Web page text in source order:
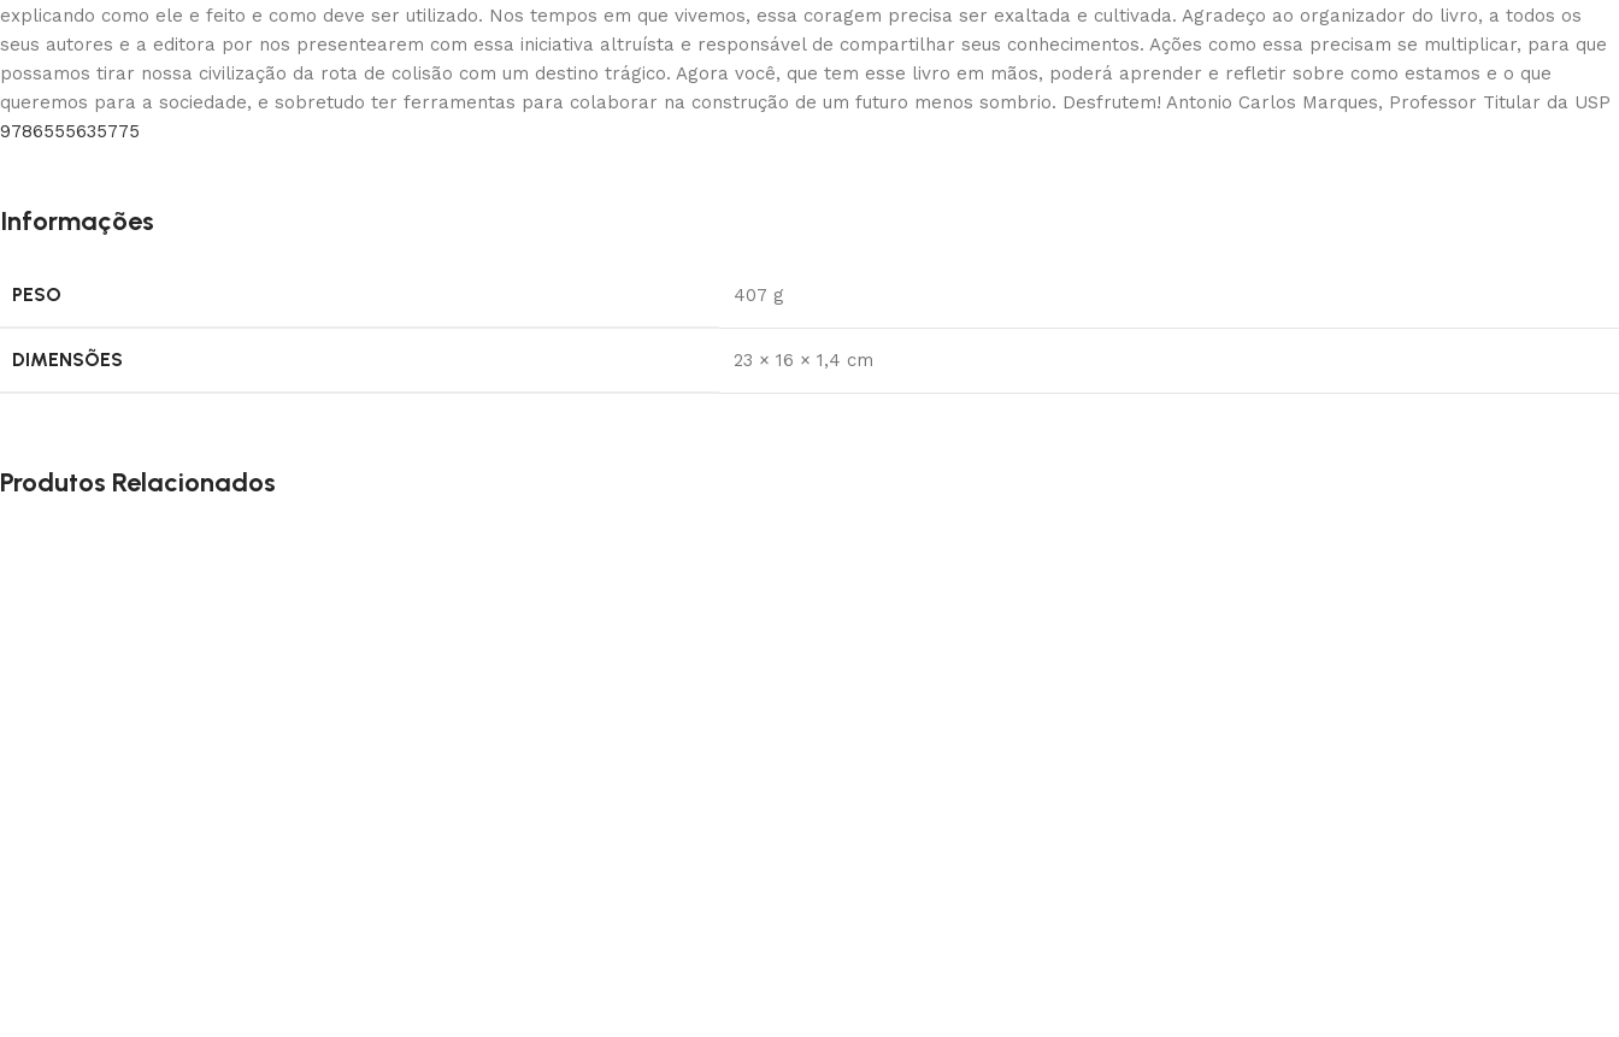
explicando como ele e feito e como deve ser utilizado. Nos tempos em que vivemos, essa coragem precisa ser exaltada e cultivada. Agradeço ao organizador do livro, a todos os
seus autores e a editora por nos presentearem com essa iniciativa altruísta e responsável de compartilhar seus conhecimentos. Ações como essa precisam se multiplicar, para que
possamos tirar nossa civilização da rota de colisão com um destino trágico. Agora você, que tem esse livro em mãos, poderá aprender e refletir sobre como estamos e o que
queremos para a sociedade, e sobretudo ter ferramentas para colaborar na construção de um futuro menos sombrio. Desfrutem! Antonio Carlos Marques, Professor Titular da USP
9786555635775
Informações
PESO 407 g
DIMENSÕES 23 × 16 × 1,4 cm
Produtos Relacionados